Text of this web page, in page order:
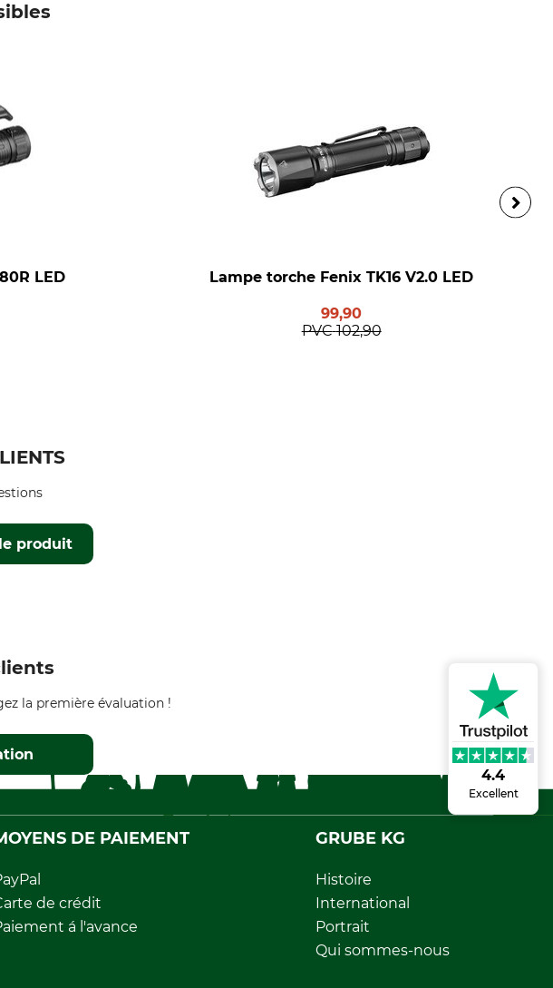
4.4
Excellent
LED Lampe torche Fenix TK16 V2.0 LED
99,90
PVC 102,90
produit
la première évaluation !
DE PAIEMENT
de crédit
á l'avance
GRUBE KG
Histoire
International
Portrait
Qui sommes-nous